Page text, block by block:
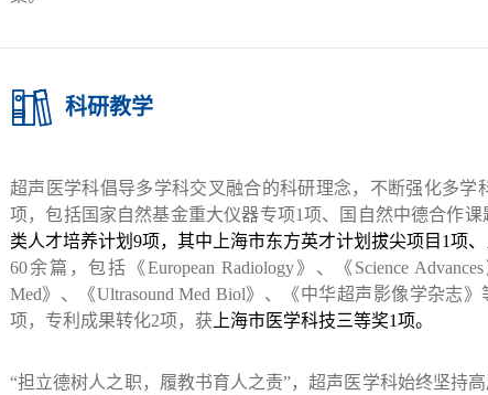
科研教学
超声医学科倡导多学科交叉融合的科研理念，不断强化多
项，包括国家自然基金重大仪器专项1项、国自然中德合作课
类人才培养计划9项，其中上海市东方英才计划拔尖项目 1项
60余篇，包括《European Radiology》、《 Science Advances
Med》、《Ultrasound Med Biol》、《中华超声影像学杂志》
项，专利成果转化2项，获 上海市医学科技三等奖1项。
“担立德树人之职，履教书育人之责”，超声医学科始终坚持